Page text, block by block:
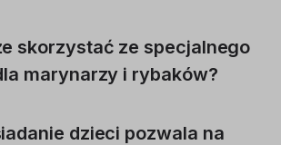
skorzystać ze specjalnego
marynarzy i rybaków?
dzieci pozwala na